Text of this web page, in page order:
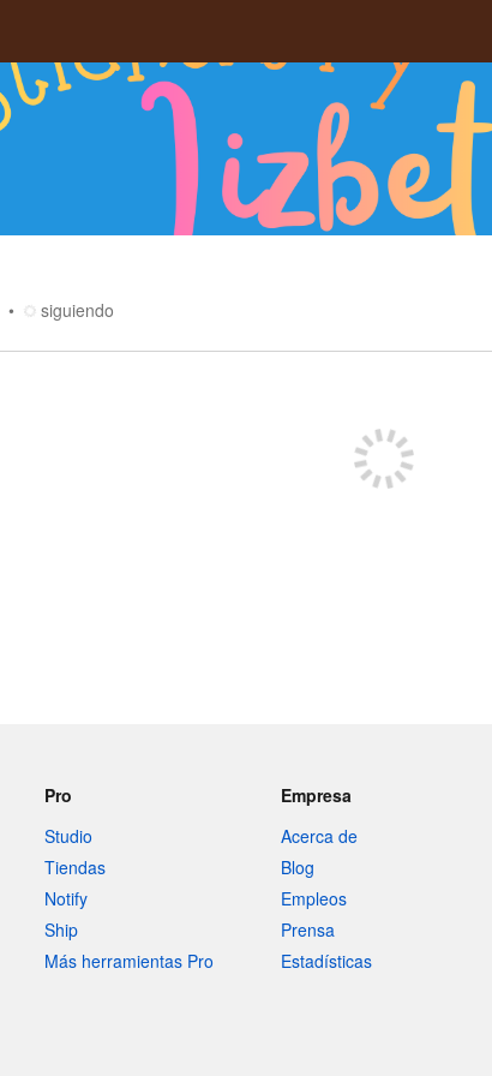
siguiendo
Pro
Studio
Tiendas
Notify
Ship
Más herramientas Pro
Empresa
Acerca de
Blog
Empleos
Prensa
Estadísticas